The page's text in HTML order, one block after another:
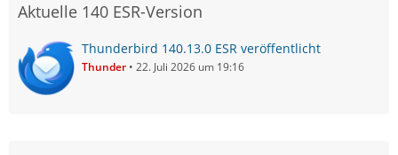
Aktuelle 140 ESR-Version
Thunderbird 140.13.0 ESR veröffentlicht
Thunder 22. Juli 2026 um 19:16